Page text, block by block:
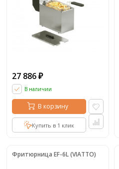
27 886 ₽
В наличии
В корзину
Купить в 1 клик
Фритюрница EF-6L (VIATTO)